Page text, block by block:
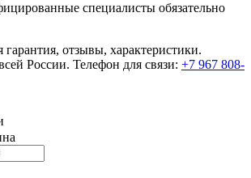
специалисты обязательно
отзывы, характеристики.
России. Телефон для связи: +7 967 808-